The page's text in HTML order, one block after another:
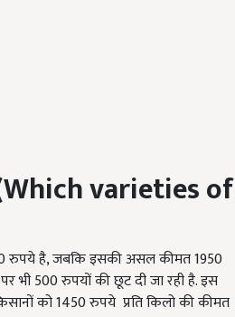
Which varieties of
रुपये है, जबकि इसकी असल कीमत 1950
भी 500 रुपयों की छूट दी जा रही है. इस
को 1450 रुपये प्रति किलो की कीमत